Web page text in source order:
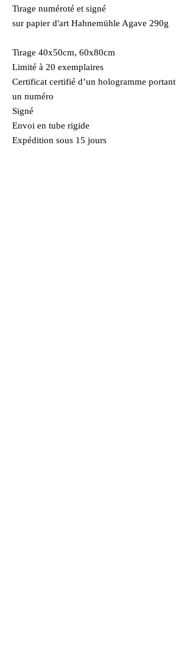
Tirage numéroté et signé
sur papier d'art Hahnemühle Agave 290g
Tirage 40x50cm, 60x80cm
Limité à 20 exemplaires
Certificat certifié d’un hologramme portant
un numéro
Signé
Envoi en tube rigide
Expédition sous 15 jours